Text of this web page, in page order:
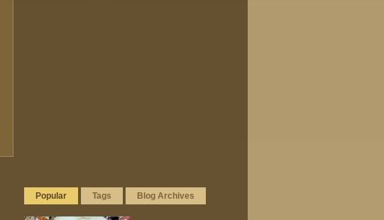
Popular Tags Blog Archives